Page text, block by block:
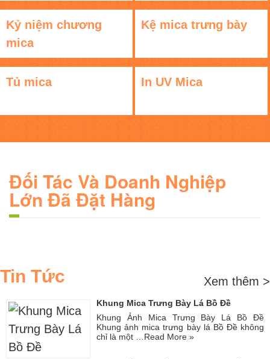
Kỷ niệm chương
mica
Kệ mica trưng bày
Tủ mica In UV Mica
Đối Tác Và Doanh Nghiệp
Lớn Đã Đặt Hàng
Tin Tức Xem thêm >
Khung Mica Trưng Bày Lá Bồ Đề
Khung Ảnh Mica Trưng Bày Lá Bồ Đề
Khung ảnh mica trưng bày lá Bồ Đề không
chỉ là một … Read More »